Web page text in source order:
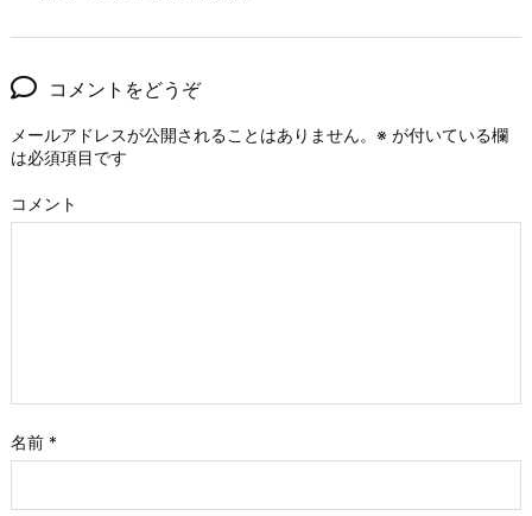
コメントをどうぞ
メールアドレスが公開されることはありません。 ※ が付いている欄
は必須項目です
コメント
名前 *